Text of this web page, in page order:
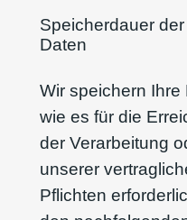
Speicherdauer
Daten
Wir speichern
wie es für die
der Verarbeitung
unserer
Pflichten